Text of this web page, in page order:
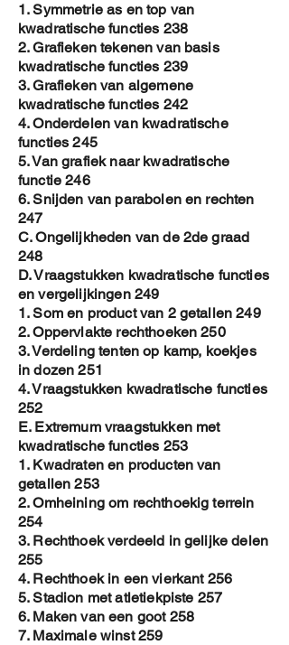
1. Symmetrie as en top van
kwadratische functies 238
2. Grafieken tekenen van basis
kwadratische functies 239
3. Grafieken van algemene
kwadratische functies 242
4. Onderdelen van kwadratische
functies 245
5. Van grafiek naar kwadratische
functie 246
6. Snijden van parabolen en rechten
247
C. Ongelijkheden van de 2de graad
248
D. Vraagstukken kwadratische functies
en vergelijkingen 249
1. Som en product van 2 getallen 249
2. Oppervlakte rechthoeken 250
3. Verdeling tenten op kamp, koekjes
in dozen 251
4. Vraagstukken kwadratische functies
252
E. Extremum vraagstukken met
kwadratische functies 253
1. Kwadraten en producten van
getallen 253
2. Omheining om rechthoekig terrein
254
3. Rechthoek verdeeld in gelijke delen
255
4. Rechthoek in een vierkant 256
5. Stadion met atletiekpiste 257
6. Maken van een goot 258
7. Maximale winst 259